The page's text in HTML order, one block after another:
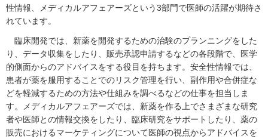
性情報、メディカルアフェアーズという3部門で医師の活躍が期待さ
れています。
臨床開発では、新薬を開発するための治験のプランニングをした
り、データ収集をしたり、販売承認申請するなどの各段階で、医学
的側面からのアドバイスをする役目を持ちます。安全性情報では、
患者が薬を服用することでのリスク管理を行い、副作用や合併症な
どを軽減するための方法や仕組みを調べるなどの仕事を担当しま
す。メディカルアフェアーズでは、新薬を作る上でさまざまな研究
者や医師との情報交換をしたり、臨床研究をサポートしたり、薬の
販売におけるマーケティングについて医師の視点からアドバイスを